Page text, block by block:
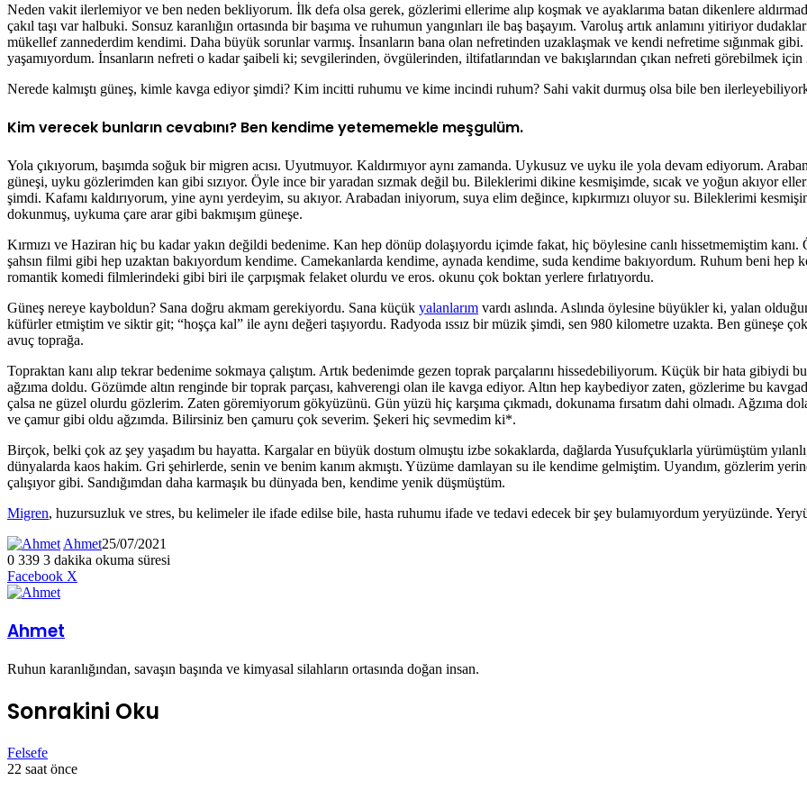
Neden vakit ilerlemiyor ve ben neden bekliyorum. İlk defa olsa gerek, gözlerimi ellerime alıp koşmak ve ayaklarıma batan dikenlere
çakıl taşı var halbuki. Sonsuz karanlığın ortasında bir başıma ve ruhumun yangınları ile baş başayım. Varoluş artık anlamını yitiriyor
mükellef zannederdim kendimi. Daha büyük sorunlar varmış. İnsanların bana olan nefretinden uzaklaşmak ve kendi nefretime sığınmak
yaşamıyordum. İnsanların nefreti o kadar şaibeli ki; sevgilerinden, övgülerinden, iltifatlarından ve bakışlarından çıkan nefreti görebilmek
Nerede kalmıştı güneş, kimle kavga ediyor şimdi? Kim incitti ruhumu ve kime incindi ruhum? Sahi vakit durmuş olsa bile ben
Kim verecek bunların cevabını? Ben kendime yetememekle meşgulüm.
Yola çıkıyorum, başımda soğuk bir migren acısı. Uyutmuyor. Kaldırmıyor aynı zamanda. Uykusuz ve uyku ile yola devam ediyorum.
güneşi, uyku gözlerimden kan gibi sızıyor. Öyle ince bir yaradan sızmak değil bu. Bileklerimi dikine kesmişimde, sıcak ve yoğun akıyor
şimdi. Kafamı kaldırıyorum, yine aynı yerdeyim, su akıyor. Arabadan iniyorum, suya elim değince, kıpkırmızı oluyor su. Bileklerimi
dokunmuş, uykuma çare arar gibi bakmışım güneşe.
Kırmızı ve Haziran hiç bu kadar yakın değildi bedenime. Kan hep dönüp dolaşıyordu içimde fakat, hiç böylesine canlı hissetmemiştim
şahsın filmi gibi hep uzaktan bakıyordum kendime. Camekanlarda kendime, aynada kendime, suda kendime bakıyordum. Ruhum beni hep
romantik komedi filmlerindeki gibi biri ile çarpışmak felaket olurdu ve eros. okunu çok boktan yerlere fırlatıyordu.
Güneş nereye kayboldun? Sana doğru akmam gerekiyordu. Sana küçük yalanlarım vardı aslında. Aslında öylesine büyükler ki, yalan
küfürler etmiştim ve siktir git; “hoşça kal” ile aynı değeri taşıyordu. Radyoda ıssız bir müzik şimdi, sen 980 kilometre uzakta. Ben güneşe
avuç toprağa.
Topraktan kanı alıp tekrar bedenime sokmaya çalıştım. Artık bedenimde gezen toprak parçalarını hissedebiliyorum. Küçük bir hata
ağzıma doldu. Gözümde altın renginde bir toprak parçası, kahverengi olan ile kavga ediyor. Altın hep kaybediyor zaten, gözlerime bu
çalsa ne güzel olurdu gözlerim. Zaten göremiyorum gökyüzünü. Gün yüzü hiç karşıma çıkmadı, dokunama fırsatım dahi olmadı. Ağzıma
ve çamur gibi oldu ağzımda. Bilirsiniz ben çamuru çok severim. Şekeri hiç sevmedim ki*.
Birçok, belki çok az şey yaşadım bu hayatta. Kargalar en büyük dostum olmuştu izbe sokaklarda, dağlarda Yusufçuklarla yürümüştüm
dünyalarda kaos hakim. Gri şehirlerde, senin ve benim kanım akmıştı. Yüzüme damlayan su ile kendime gelmiştim. Uyandım, gözlerim
çalışıyor gibi. Sandığımdan daha karmaşık bu dünyada ben, kendime yenik düşmüştüm.
Migren, huzursuzluk ve stres, bu kelimeler ile ifade edilse bile, hasta ruhumu ifade ve tedavi edecek bir şey bulamıyordum yeryüzünde.
Ahmet25/07/2021
0 339 3 dakika okuma süresi
Facebook X
Ahmet
Ruhun karanlığından, savaşın başında ve kimyasal silahların ortasında doğan insan.
Sonrakini Oku
Felsefe
22 saat önce